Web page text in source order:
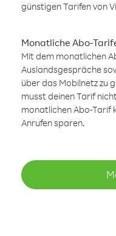
günstigen Tarifen von
Monatliche Abo-
Mit dem monatlichen
Auslandsgespräche
über das Mobilnetz zu
musst deinen Tarif
monatlichen Abo-Tarif
Anrufen sparen.